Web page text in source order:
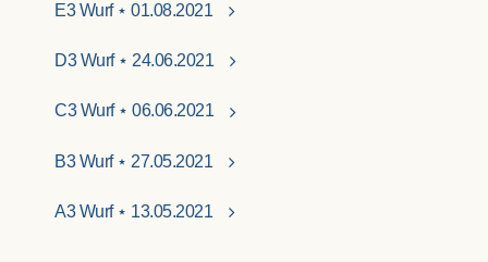
E3 Wurf ⋆ 01.08.2021
D3 Wurf ⋆ 24.06.2021
C3 Wurf ⋆ 06.06.2021
B3 Wurf ⋆ 27.05.2021
A3 Wurf ⋆ 13.05.2021